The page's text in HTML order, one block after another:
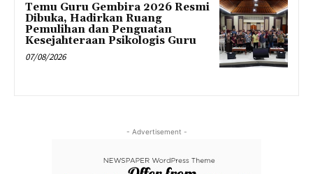
Temu Guru Gembira 2026 Resmi
Dibuka, Hadirkan Ruang
Pemulihan dan Penguatan
Kesejahteraan Psikologis Guru
07/08/2026
- Advertisement -